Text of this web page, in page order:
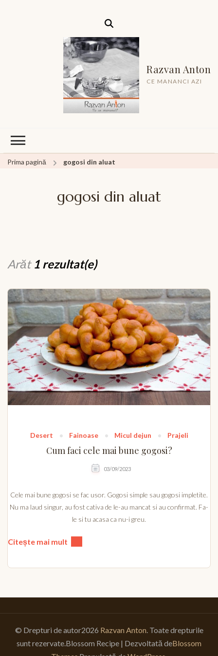
Razvan Anton
CE MANANCI AZI
Prima pagină gogosi din aluat
gogosi din aluat
Arăt 1 rezultat(e)
Desert Fainoase Micul dejun Prajeli
Cum faci cele mai bune gogosi?
03/09/2023
Cele mai bune gogosi se fac usor. Gogosi simple sau gogosi impletite.
Nu ma laud singur, au fost cativa de le-au mancat si au confirmat. Fa-
le si tu acasa ca nu-i greu.
Citește mai mult
© Drepturi de autor2026 Razvan Anton. Toate drepturile
sunt rezervate.Blossom Recipe | Dezvoltată deBlossom